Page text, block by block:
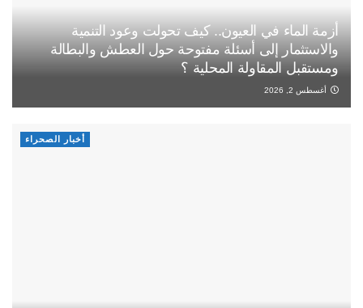
أزمة الماء في العيون.. كيف تحولت وعود التنمية
والاستثمار إلى أسئلة مفتوحة حول العطش والبطالة
ومستقبل المقاولة المحلية ؟
أغسطس 2, 2026
أخبار الصحراء